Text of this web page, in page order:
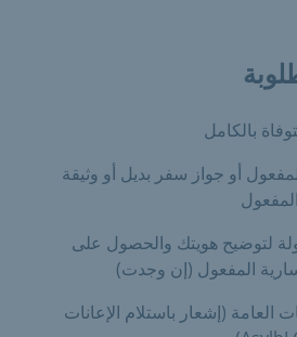
بالكامل
أو جواز سفر بديل أو وثيقة
لتوضيح هويتك والحصول على
المفعول (إن وجدت)
العامة (إشعار باستلام الإعانات